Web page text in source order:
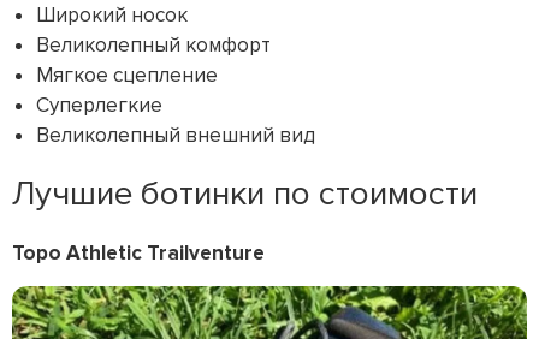
Широкий носок
Великолепный комфорт
Мягкое сцепление
Суперлегкие
Великолепный внешний вид
Лучшие ботинки по стоимости
Topo Athletic Trailventure